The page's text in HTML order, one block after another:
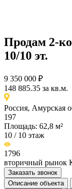
Продам 2-
10/10 эт.
9 350 000 ₽
148 885.35 за кв.м.
Россия, Амурская
197
Площадь: 62,8 м²
10 / 10 этаж
1796
вторичный рынок
Заказать звонок
Описание объекта